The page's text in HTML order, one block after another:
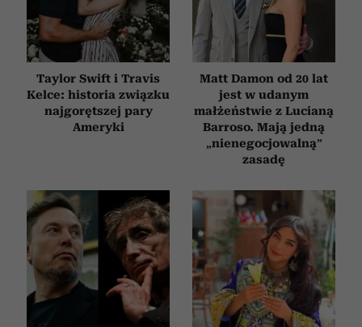
Taylor Swift i Travis
Kelce: historia związku
najgorętszej pary
Ameryki
Matt Damon od 20 lat
jest w udanym
małżeństwie z Lucianą
Barroso. Mają jedną
„nienegocjowalną”
zasadę